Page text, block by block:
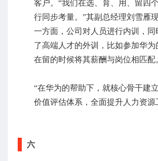
客户。“我们在选、育、用、留四
行同步考量。”其副总经理刘雪雁
一方面，公司对人员进行内训，同
了高端人才的外训，比如参加华为
在留的时候将其薪酬与岗位相匹配
“在华为的帮助下，就核心骨干建
价值评估体系，全面提升人力资源
六